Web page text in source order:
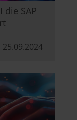
die SAP
25.09.2024